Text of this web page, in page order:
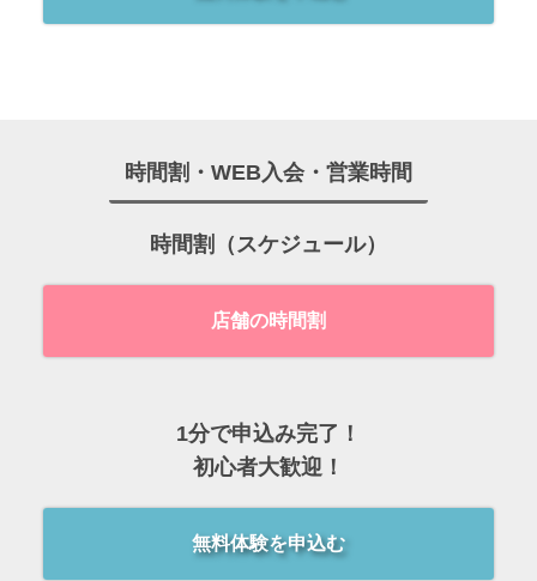
時間割・WEB入会・営業時間
時間割（スケジュール）
店舗の時間割
1分で申込み完了！
初心者大歓迎！
無料体験を申込む